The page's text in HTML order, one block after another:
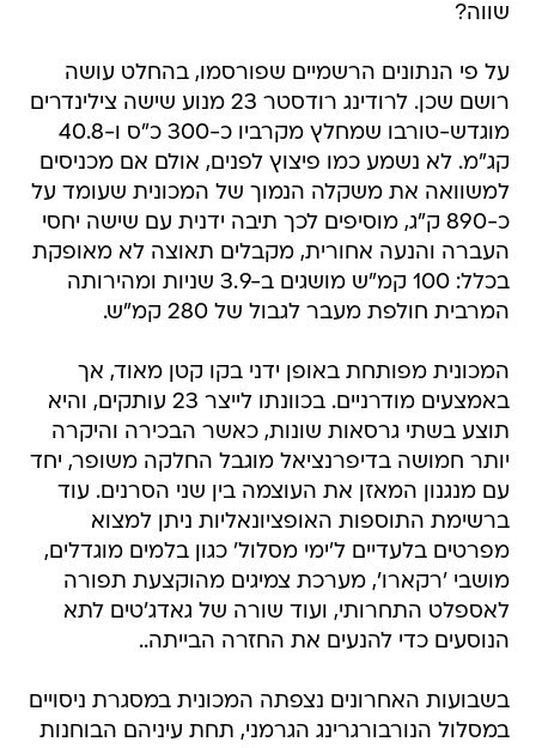
שווה?
על פי הנתונים הרשמיים שפורסמו, בהחלט עושה
רושם שכן. לרודינג רודסטר 23 מנוע שישה צילינדרים
מוגדש-טורבו שמחלץ מקרביו כ-300 כ"ס ו-40.8
קג"מ. לא נשמע כמו פיצוץ לפנים, אולם אם מכניסים
למשוואה את משקלה הנמוך של המכונית שעומד על
כ-890 ק"ג, מוסיפים לכך תיבה ידנית עם שישה יחסי
העברה והנעה אחורית, מקבלים תאוצה לא מאופקת
בכלל: 100 קמ"ש מושגים ב-3.9 שניות ומהירותה
המרבית חולפת מעבר לגבול של 280 קמ"ש.
המכונית מפותחת באופן ידני בקו קטן מאוד, אך
באמצעים מודרניים. בכוונתו לייצר 23 עותקים, והיא
תוצע בשתי גרסאות שונות, כאשר הבכירה והיקרה
יותר חמושה בדיפרנציאל מוגבל החלקה משופר, יחד
עם מנגנון המאזן את העוצמה בין שני הסרנים. עוד
ברשימת התוספות האופציונאליות ניתן למצוא
מפרטים בלעדיים ל'ימי מסלול' כגון בלמים מוגדלים,
מושבי 'רקארו', מערכת צמיגים מהוקצעת תפורה
לאספלט התחרותי, ועוד שורה של גאדג'טים לתא
הנוסעים כדי להנעים את החזרה הבייתה..
בשבועות האחרונים נצפתה המכונית במסגרת ניסויים
במסלול הנורבורגרינג הגרמני, תחת עיניהם הבוחנות